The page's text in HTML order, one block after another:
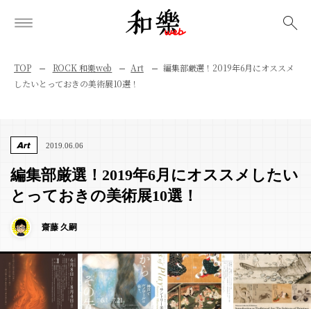
TOP ROCK 和樂web Art
編集部厳選！2019年6月にオススメ
したいとっておきの美術展10選！
Art 2019.06.06
編集部厳選！2019年6月にオススメしたい
とっておきの美術展10選！
齋藤 久嗣